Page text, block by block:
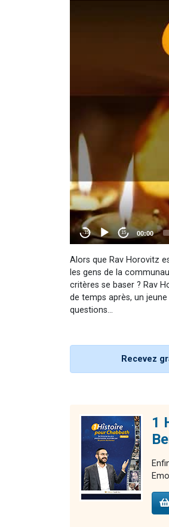
Alors que Rav Horovitz
les gens de la
critères se baser ? Rav
de temps après, un
questions...
Recevez
1